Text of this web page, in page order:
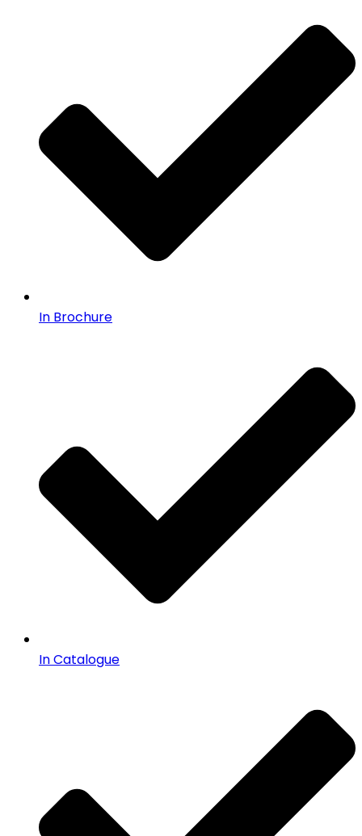
In Brochure
In Catalogue